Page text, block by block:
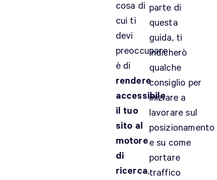
cosa di
cui ti
devi
preoccupare
è di
rendere
accessibile
il tuo
sito al
motore
di
ricerca,
parte di
questa
guida, ti
indicherò
qualche
consiglio per
iniziare a
lavorare sul
posizionamento
e su come
portare
traffico